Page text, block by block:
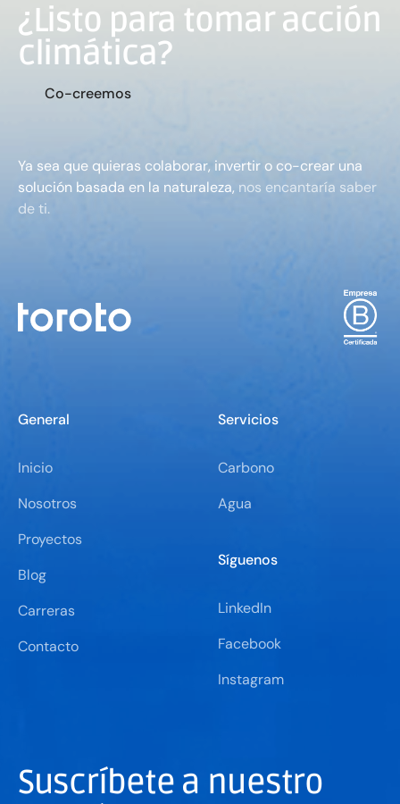
¿Listo para tomar acción
climática?
Co-creemos
Ya sea que quieras colaborar, invertir o co-crear una
solución basada en la naturaleza, nos encantaría saber
de ti.
General
Inicio
Nosotros
Proyectos
Blog
Carreras
Contacto
Servicios
Carbono
Agua
Síguenos
LinkedIn
Facebook
Instagram
Suscríbete a nuestro